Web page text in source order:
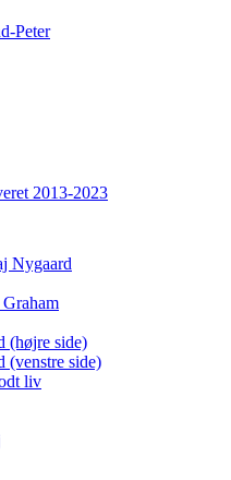
Peter
2013-2023
Nygaard
(højre side)
(venstre side)
liv